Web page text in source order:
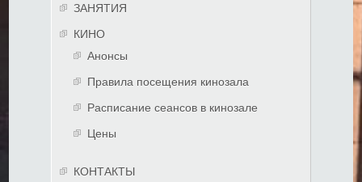
ЗАНЯТИЯ
КИНО
Анонсы
Правила посещения кинозала
Расписание сеансов в кинозале
Цены
КОНТАКТЫ